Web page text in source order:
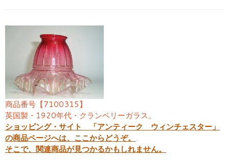
商品番号【7100315】
英国製・1920年代・クランベリーガラス。
ショッピング・サイト 「アンティーク ウィンチェスター」
の商品ページへは、ここからどうぞ。
そこで、関連商品が見つかるかもしれません。